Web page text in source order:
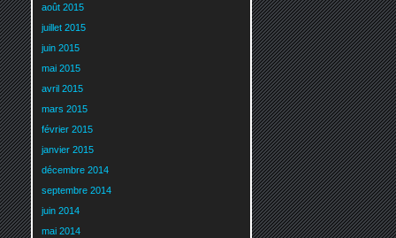
août 2015
juillet 2015
juin 2015
mai 2015
avril 2015
mars 2015
février 2015
janvier 2015
décembre 2014
septembre 2014
juin 2014
mai 2014